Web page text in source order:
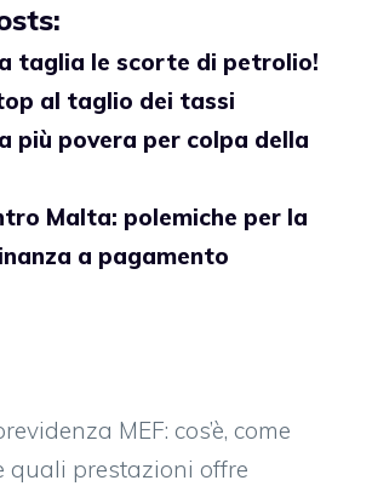
taglia le scorte di petrolio!
al taglio dei tassi
più povera per colpa della
Malta: polemiche per la
a pagamento
MEF: cos’è, come
quali prestazioni offre